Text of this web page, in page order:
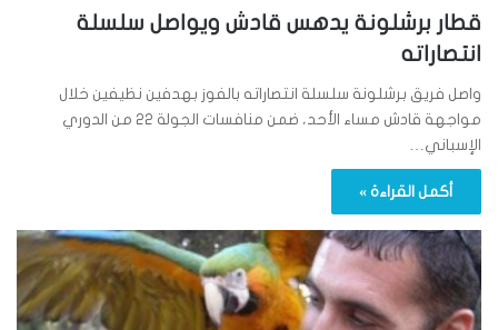
قطار برشلونة يدهس قادش ويواصل سلسلة
انتصاراته
واصل فريق برشلونة سلسلة انتصاراته بالفوز بهدفين نظيفين خلال
مواجهة قادش مساء الأحد، ضمن منافسات الجولة 22 من الدوري
الإسباني…
أكمل القراءة »